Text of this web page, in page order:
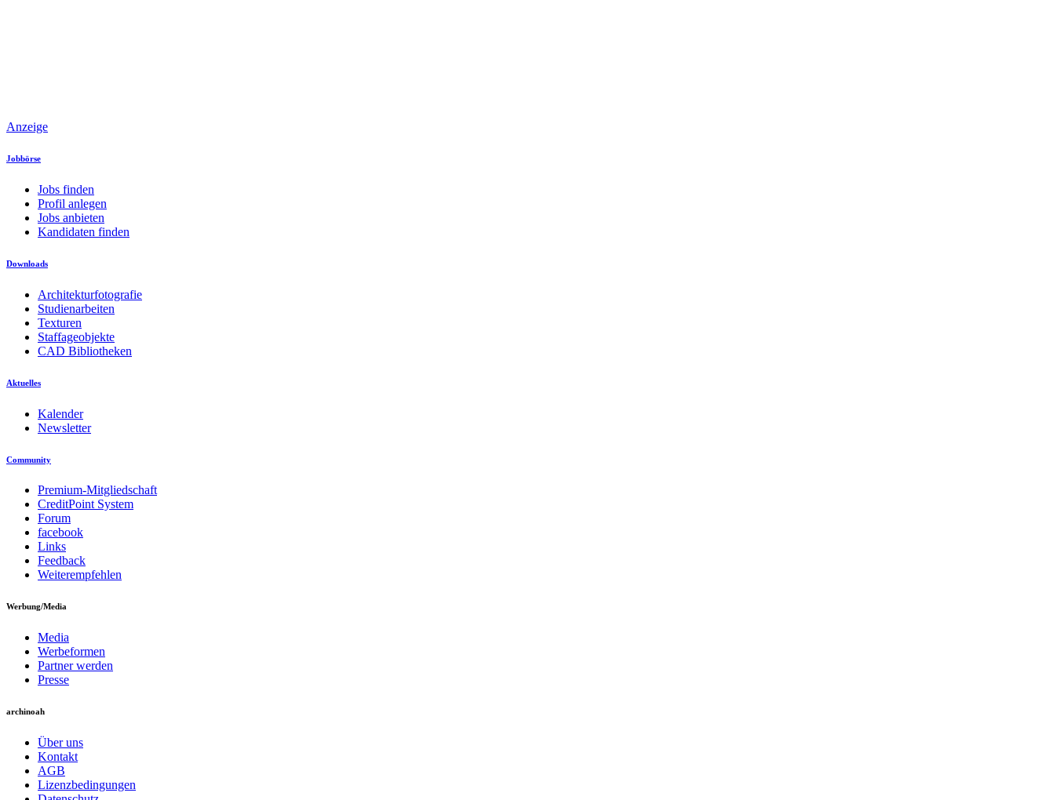
Anzeige
Jobbörse
Jobs finden
Profil anlegen
Jobs anbieten
Kandidaten finden
Downloads
Architekturfotografie
Studienarbeiten
Texturen
Staffageobjekte
CAD Bibliotheken
Aktuelles
Kalender
Newsletter
Community
Premium-Mitgliedschaft
CreditPoint System
Forum
facebook
Links
Feedback
Weiterempfehlen
Werbung/Media
Media
Werbeformen
Partner werden
Presse
archinoah
Über uns
Kontakt
AGB
Lizenzbedingungen